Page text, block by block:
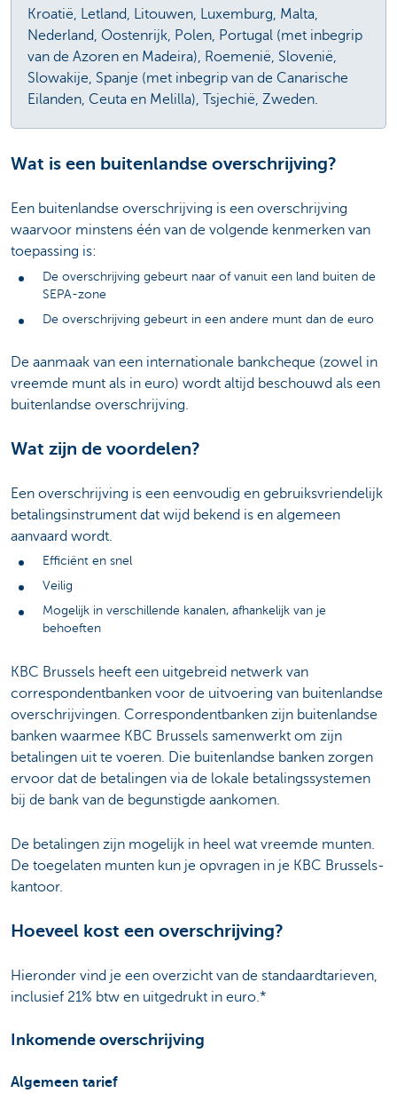
Kroatië, Letland, Litouwen, Luxemburg, Malta,
Nederland, Oostenrijk, Polen, Portugal (met inbegrip
van de Azoren en Madeira), Roemenië, Slovenië,
Slowakije, Spanje (met inbegrip van de Canarische
Eilanden, Ceuta en Melilla), Tsjechië, Zweden.
Wat is een buitenlandse overschrijving?
Een buitenlandse overschrijving is een overschrijving
waarvoor minstens één van de volgende kenmerken van
toepassing is:
De overschrijving gebeurt naar of vanuit een land buiten de
SEPA-zone
De overschrijving gebeurt in een andere munt dan de euro
De aanmaak van een internationale bankcheque (zowel in
vreemde munt als in euro) wordt altijd beschouwd als een
buitenlandse overschrijving.
Wat zijn de voordelen?
Een overschrijving is een eenvoudig en gebruiksvriendelijk
betalingsinstrument dat wijd bekend is en algemeen
aanvaard wordt.
Efficiënt en snel
Veilig
Mogelijk in verschillende kanalen, afhankelijk van je
behoeften
KBC Brussels heeft een uitgebreid netwerk van
correspondentbanken voor de uitvoering van buitenlandse
overschrijvingen. Correspondentbanken zijn buitenlandse
banken waarmee KBC Brussels samenwerkt om zijn
betalingen uit te voeren. Die buitenlandse banken zorgen
ervoor dat de betalingen via de lokale betalingssystemen
bij de bank van de begunstigde aankomen.
De betalingen zijn mogelijk in heel wat vreemde munten.
De toegelaten munten kun je opvragen in je KBC Brussels-
kantoor.
Hoeveel kost een overschrijving?
Hieronder vind je een overzicht van de standaardtarieven,
inclusief 21% btw en uitgedrukt in euro.*
Inkomende overschrijving
Algemeen tarief